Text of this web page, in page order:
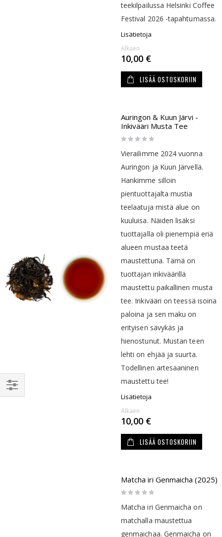
teekilpailussa Helsinki Coffee
Festival 2026 -tapahtumassa.
Lisätietoja
Alkaen
10,00 €
LISÄÄ OSTOSKORIIN
Auringon & Kuun Järvi -
Inkivääri Musta Tee
Rating:
0%
Vierailimme 2024 vuonna
Auringon ja Kuun Järvellä.
Hankimme silloin
pientuottajalta mustia
teelaatuja mistä alue on
kuuluisa. Näiden lisäksi
tuottajalla oli pienempiä eriä
alueen mustaa teetä
maustettuna. Tämä on
tuottajan inkiväärillä
maustettu paikallinen musta
tee. Inkivääri on teessä isoina
paloina ja sen maku on
erityisen sävykäs ja
hienostunut. Mustan teen
lehti on ehjää ja suurta.
Todellinen artesaaninen
maustettu tee!
Lisätietoja
Alkaen
10,00 €
LISÄÄ OSTOSKORIIN
Matcha iri Genmaicha (2025)
Rating:
0%
Matcha iri Genmaicha on
matchalla maustettua
genmaichaa. Genmaicha on
RAJAA